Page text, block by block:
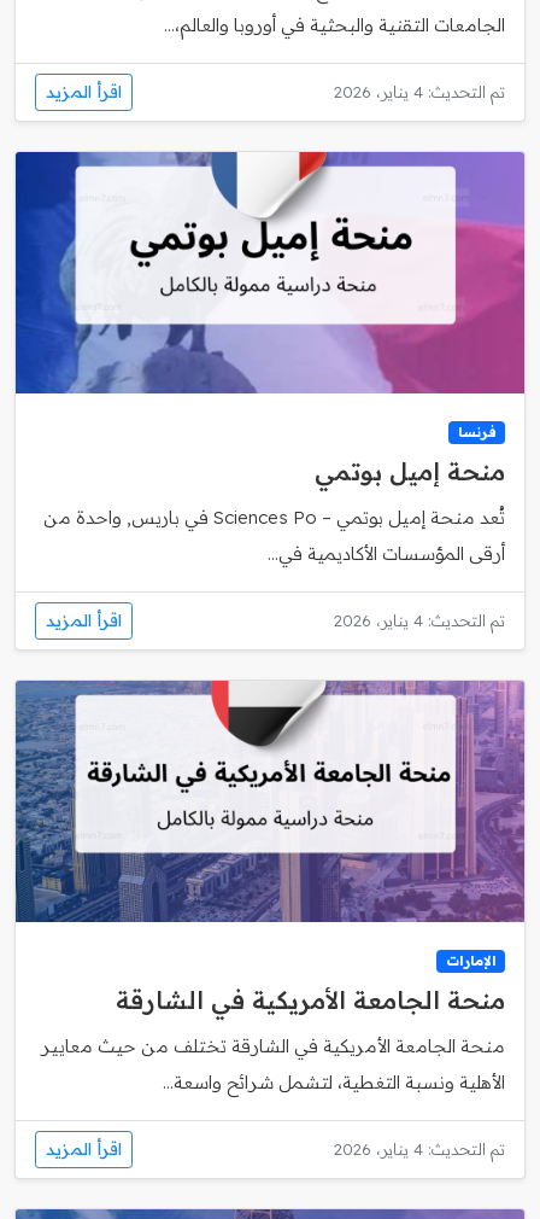
الجامعات التقنية والبحثية في أوروبا والعالم،...
تم التحديث: 4 يناير، 2026 اقرأ المزيد
فرنسا
منحة إميل بوتمي
تُعد منحة إميل بوتمي – Sciences Po في باريس, واحدة من
أرقى المؤسسات الأكاديمية في...
تم التحديث: 4 يناير، 2026 اقرأ المزيد
الإمارات
منحة الجامعة الأمريكية في الشارقة
منحة الجامعة الأمريكية في الشارقة تختلف من حيث معايير
الأهلية ونسبة التغطية، لتشمل شرائح واسعة...
تم التحديث: 4 يناير، 2026 اقرأ المزيد